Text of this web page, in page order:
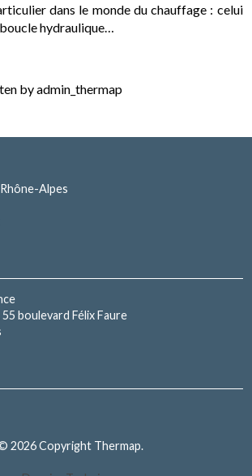
dans le monde du chauffage : celui
hydraulique…
by admin_thermap
Alpes
boulevard Félix Faure
2026 Copyright Thermap.